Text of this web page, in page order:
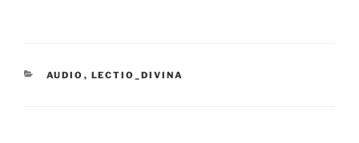
CATEGORÍAS
AUDIO , LECTIO_DIVINA